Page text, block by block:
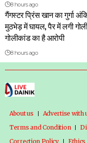
8 hours ago
गैंगस्टर प्रिंस खान का गुर्गा
मुठभेड़ में घायल, पैर में लगी
गोलीकांड का है आरोपी
8 hours ago
About us Advertise with
Terms and Condition
Correction Policy
Ethics